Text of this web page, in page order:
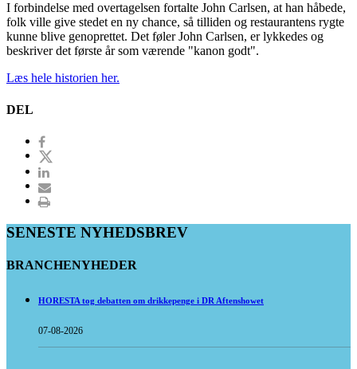
I forbindelse med overtagelsen fortalte John Carlsen, at han håbede,
folk ville give stedet en ny chance, så tilliden og restaurantens rygte
kunne blive genoprettet. Det føler John Carlsen, er lykkedes og
beskriver det første år som værende "kanon godt".
Læs hele historien her.
DEL
SENESTE NYHEDSBREV
BRANCHENYHEDER
HORESTA tog debatten om drikkepenge i DR Aftenshowet
07-08-2026